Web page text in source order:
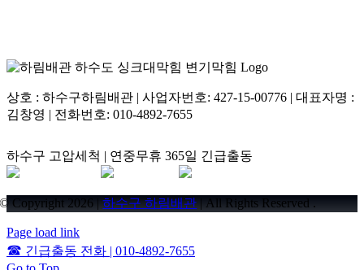
상호 : 하수구하림배관 | 사업자번호: 427-15-00776 | 대표자명 :
김창영 | 전화번호: 010-4892-7655
하수구 고압세척 | 연중무휴 365일 긴급출동
© Copyright 2026 |하수구 하림배관 | All Rights Reserved .
Page load link
☎ 긴급출동 전화 | 010-4892-7655